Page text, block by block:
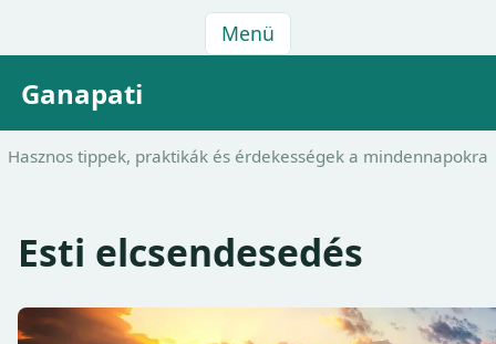
Menü
Ganapati
Hasznos tippek, praktikák és érdekességek a mindennapokra
Esti elcsendesedés